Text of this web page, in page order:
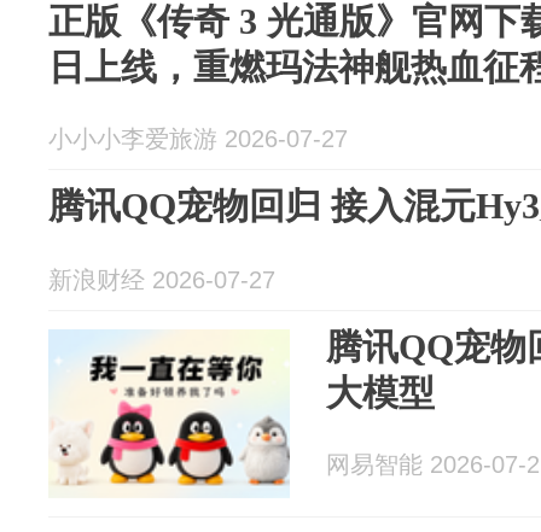
正版《传奇 3 光通版》官网下
日上线，重燃玛法神舰热血征
小小小李爱旅游 2026-07-27
腾讯QQ宠物回归 接入混元
新浪财经 2026-07-27
腾讯QQ宠物
大模型
网易智能 2026-07-